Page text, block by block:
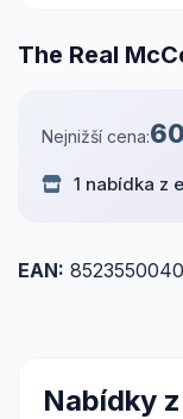
The Real
Nejnižší cena:
1 nabídka z
EAN:
Nabídky